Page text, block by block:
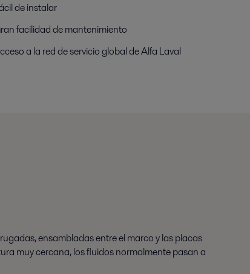
de instalar
facilidad de mantenimiento
a la red de servicio global de Alfa Laval
ensambladas entre el marco y las placas
muy cercana, los fluidos normalmente pasan a